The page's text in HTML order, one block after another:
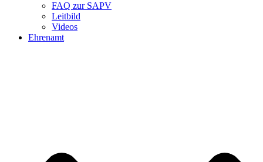
FAQ zur SAPV
Leitbild
Videos
Ehrenamt